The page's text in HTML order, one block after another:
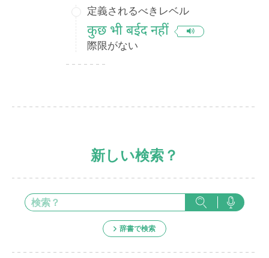
定義されるべきレベル
कुछ भी बईद नहीं
際限がない
新しい検索？
辞書で検索